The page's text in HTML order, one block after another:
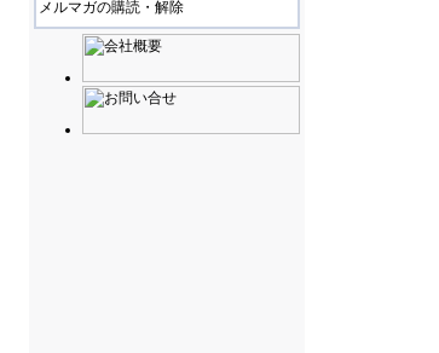
メルマガの購読・解除